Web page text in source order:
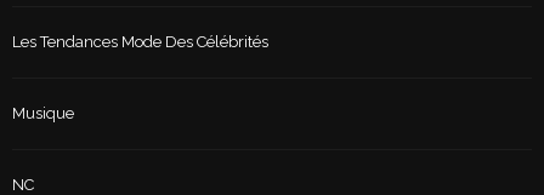
Les Tendances Mode Des Célébrités
Musique
NC